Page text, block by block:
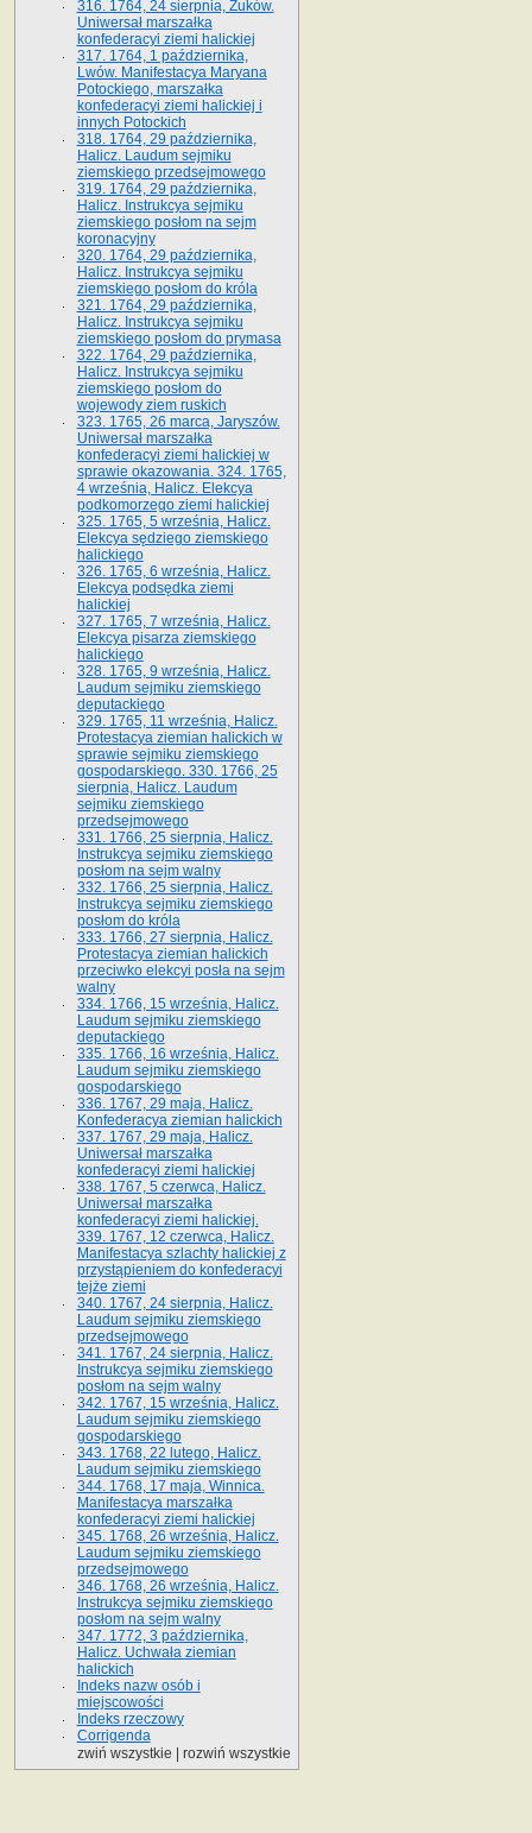
316. 1764, 24 sierpnia, Żuków.
Uniwersał marszałka
konfederacyi ziemi halickiej
317. 1764, 1 października,
Lwów. Manifestacya Maryana
Potockiego, marszałka
konfederacyi ziemi halickiej i
innych Potockich
318. 1764, 29 października,
Halicz. Laudum sejmiku
ziemskiego przedsejmowego
319. 1764, 29 października,
Halicz. Instrukcya sejmiku
ziemskiego posłom na sejm
koronacyjny
320. 1764, 29 października,
Halicz. Instrukcya sejmiku
ziemskiego posłom do króla
321. 1764, 29 października,
Halicz. Instrukcya sejmiku
ziemskiego posłom do prymasa
322. 1764, 29 października,
Halicz. Instrukcya sejmiku
ziemskiego posłom do
wojewody ziem ruskich
323. 1765, 26 marca, Jaryszów.
Uniwersał marszałka
konfederacyi ziemi halickiej w
sprawie okazowania. 324. 1765,
4 września, Halicz. Elekcya
podkomorzego ziemi halickiej
325. 1765, 5 września, Halicz.
Elekcya sędziego ziemskiego
halickiego
326. 1765, 6 września, Halicz.
Elekcya podsędka ziemi
halickiej
327. 1765, 7 września, Halicz.
Elekcya pisarza ziemskiego
halickiego
328. 1765, 9 września, Halicz.
Laudum sejmiku ziemskiego
deputackiego
329. 1765, 11 września, Halicz.
Protestacya ziemian halickich w
sprawie sejmiku ziemskiego
gospodarskiego. 330. 1766, 25
sierpnia, Halicz. Laudum
sejmiku ziemskiego
przedsejmowego
331. 1766, 25 sierpnia, Halicz.
Instrukcya sejmiku ziemskiego
posłom na sejm walny
332. 1766, 25 sierpnia, Halicz.
Instrukcya sejmiku ziemskiego
posłom do króla
333. 1766, 27 sierpnia, Halicz.
Protestacya ziemian halickich
przeciwko elekcyi posła na sejm
walny
334. 1766, 15 września, Halicz.
Laudum sejmiku ziemskiego
deputackiego
335. 1766, 16 września, Halicz.
Laudum sejmiku ziemskiego
gospodarskiego
336. 1767, 29 maja, Halicz.
Konfederacya ziemian halickich
337. 1767, 29 maja, Halicz.
Uniwersał marszałka
konfederacyi ziemi halickiej
338. 1767, 5 czerwca, Halicz.
Uniwersał marszałka
konfederacyi ziemi halickiej.
339. 1767, 12 czerwca, Halicz.
Manifestacya szlachty halickiej z
przystąpieniem do konfederacyi
tejże ziemi
340. 1767, 24 sierpnia, Halicz.
Laudum sejmiku ziemskiego
przedsejmowego
341. 1767, 24 sierpnia, Halicz.
Instrukcya sejmiku ziemskiego
posłom na sejm walny
342. 1767, 15 września, Halicz.
Laudum sejmiku ziemskiego
gospodarskiego
343. 1768, 22 lutego, Halicz.
Laudum sejmiku ziemskiego
344. 1768, 17 maja, Winnica.
Manifestacya marszałka
konfederacyi ziemi halickiej
345. 1768, 26 września, Halicz.
Laudum sejmiku ziemskiego
przedsejmowego
346. 1768, 26 września, Halicz.
Instrukcya sejmiku ziemskiego
posłom na sejm walny
347. 1772, 3 października,
Halicz. Uchwała ziemian
halickich
Indeks nazw osób i
miejscowości
Indeks rzeczowy
Corrigenda
zwiń wszystkie
rozwiń wszystkie